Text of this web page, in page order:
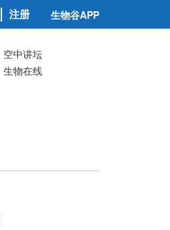
注册 生物谷APP
空中讲坛
生物在线